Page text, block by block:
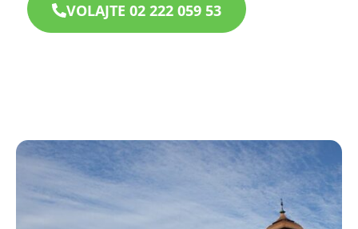
VOLAJTE 02 222 059 53